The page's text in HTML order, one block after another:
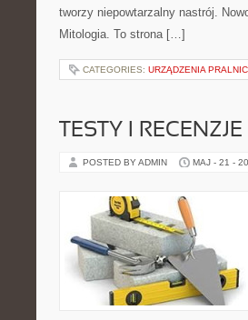
tworzy niepowtarzalny nastrój.
Mitologia. To strona […]
CATEGORIES: URZĄDZENIA
TESTY I
POSTED BY ADMIN MAJ - 21 -